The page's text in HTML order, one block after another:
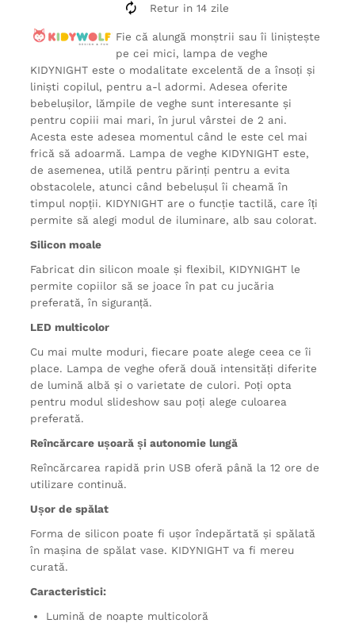
Retur in 14 zile
Fie că alungă monștrii sau îi liniștește
pe cei mici, lampa de veghe
KIDYNIGHT este o modalitate excelentă de a însoți și
liniști copilul, pentru a-l adormi. Adesea oferite
bebelușilor, lămpile de veghe sunt interesante și
pentru copiii mai mari, în jurul vârstei de 2 ani.
Acesta este adesea momentul când le este cel mai
frică să adoarmă. Lampa de veghe KIDYNIGHT este,
de asemenea, utilă pentru părinți pentru a evita
obstacolele, atunci când bebelușul îi cheamă în
timpul nopții. KIDYNIGHT are o funcție tactilă, care îți
permite să alegi modul de iluminare, alb sau colorat.
Silicon moale
Fabricat din silicon moale și flexibil, KIDYNIGHT le
permite copiilor să se joace în pat cu jucăria
preferată, în siguranță.
LED multicolor
Cu mai multe moduri, fiecare poate alege ceea ce îi
place. Lampa de veghe oferă două intensități diferite
de lumină albă și o varietate de culori. Poți opta
pentru modul slideshow sau poți alege culoarea
preferată.
Reîncărcare ușoară și autonomie lungă
Reîncărcarea rapidă prin USB oferă până la 12 ore de
utilizare continuă.
Ușor de spălat
Forma de silicon poate fi ușor îndepărtată și spălată
în mașina de spălat vase. KIDYNIGHT va fi mereu
curată.
Caracteristici:
Lumină de noapte multicoloră